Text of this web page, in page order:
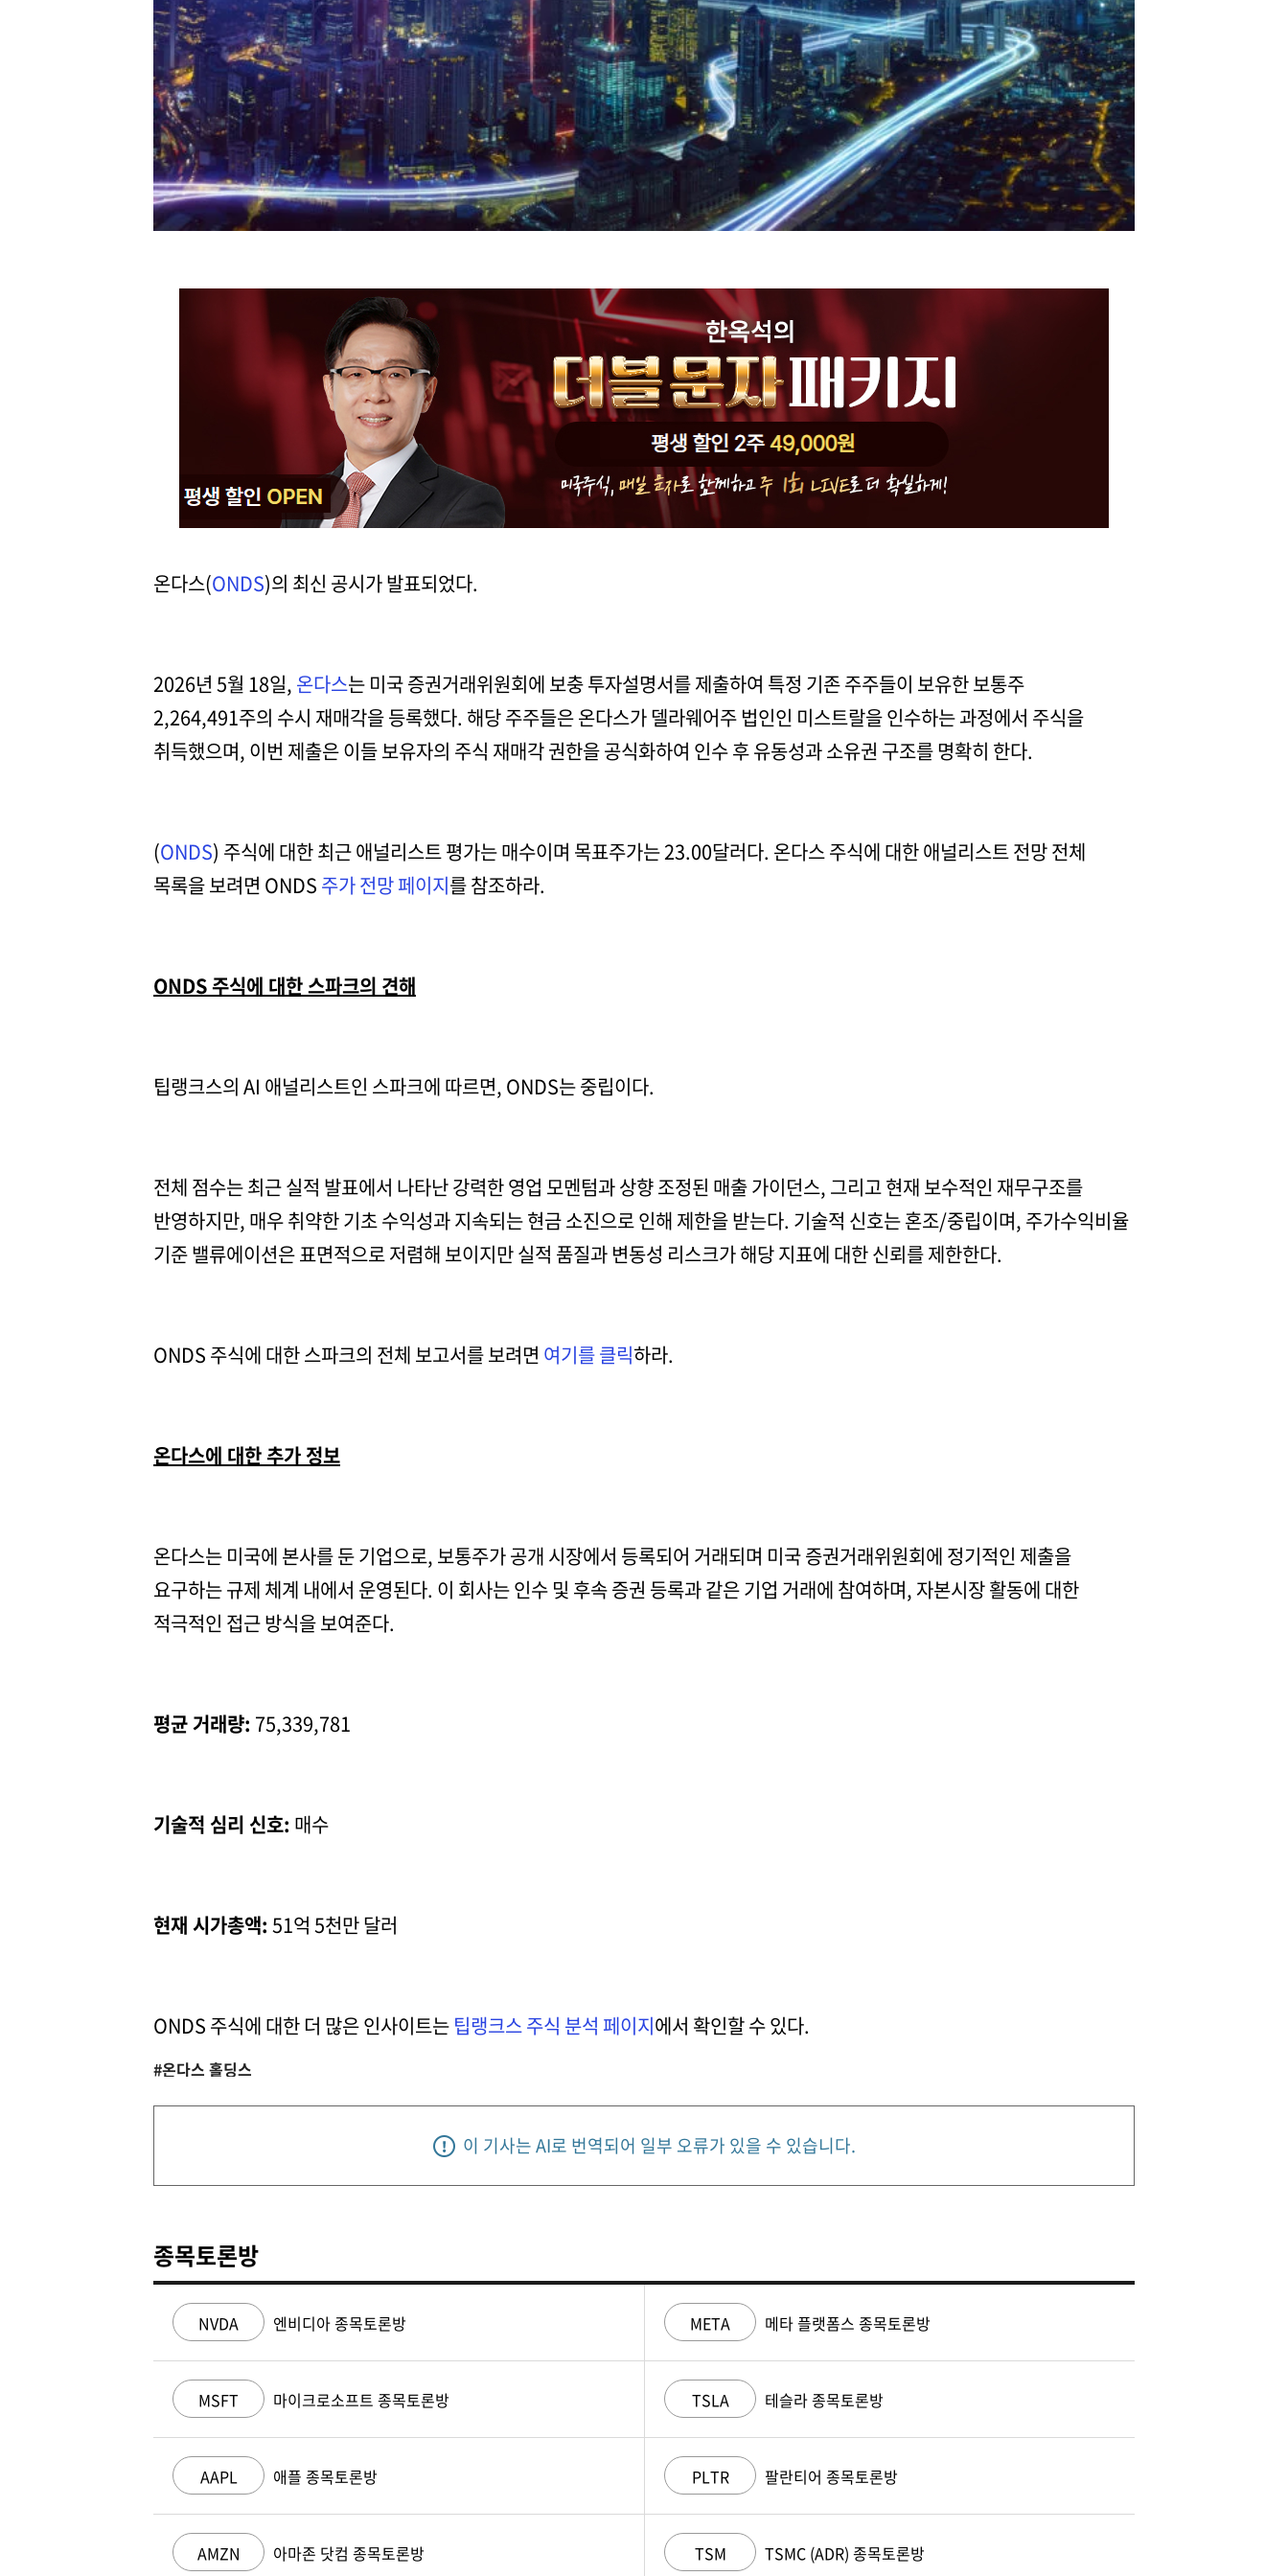
온다스(ONDS)의 최신 공시가 발표되었다.
2026년 5월 18일, 온다스는 미국 증권거래위원회에 보충 투자설명서를 제출하여 특정 기존 주주들이 보유한 보통주
2,264,491주의 수시 재매각을 등록했다. 해당 주주들은 온다스가 델라웨어주 법인인 미스트랄을 인수하는 과정에서 주식을
취득했으며, 이번 제출은 이들 보유자의 주식 재매각 권한을 공식화하여 인수 후 유동성과 소유권 구조를 명확히 한다.
(ONDS) 주식에 대한 최근 애널리스트 평가는 매수이며 목표주가는 23.00달러다. 온다스 주식에 대한 애널리스트 전망 전체
목록을 보려면 ONDS 주가 전망 페이지를 참조하라.
ONDS 주식에 대한 스파크의 견해
팁랭크스의 AI 애널리스트인 스파크에 따르면, ONDS는 중립이다.
전체 점수는 최근 실적 발표에서 나타난 강력한 영업 모멘텀과 상향 조정된 매출 가이던스, 그리고 현재 보수적인 재무구조를
반영하지만, 매우 취약한 기초 수익성과 지속되는 현금 소진으로 인해 제한을 받는다. 기술적 신호는 혼조/중립이며, 주가수익비율
기준 밸류에이션은 표면적으로 저렴해 보이지만 실적 품질과 변동성 리스크가 해당 지표에 대한 신뢰를 제한한다.
ONDS 주식에 대한 스파크의 전체 보고서를 보려면 여기를 클릭하라.
온다스에 대한 추가 정보
온다스는 미국에 본사를 둔 기업으로, 보통주가 공개 시장에서 등록되어 거래되며 미국 증권거래위원회에 정기적인 제출을
요구하는 규제 체계 내에서 운영된다. 이 회사는 인수 및 후속 증권 등록과 같은 기업 거래에 참여하며, 자본시장 활동에 대한
적극적인 접근 방식을 보여준다.
평균 거래량: 75,339,781
기술적 심리 신호: 매수
현재 시가총액: 51억 5천만 달러
ONDS 주식에 대한 더 많은 인사이트는 팁랭크스 주식 분석 페이지에서 확인할 수 있다.
#온다스 홀딩스
이 기사는 AI로 번역되어 일부 오류가 있을 수 있습니다.
종목토론방
NVDA 엔비디아 종목토론방
MSFT 마이크로소프트 종목토론방
AAPL 애플 종목토론방
AMZN 아마존 닷컴 종목토론방
META 메타 플랫폼스 종목토론방
TSLA 테슬라 종목토론방
PLTR 팔란티어 종목토론방
TSM TSMC (ADR) 종목토론방